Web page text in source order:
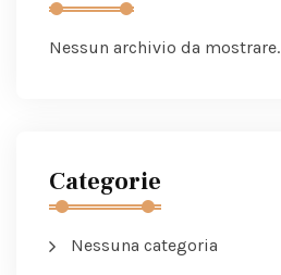
Nessun archivio da mostrare.
Categorie
Nessuna categoria